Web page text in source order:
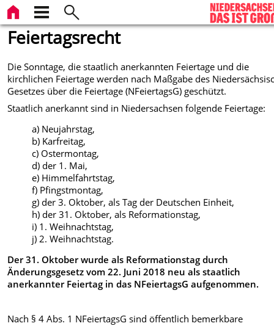
Feiertagsrecht
Die Sonntage, die staatlich anerkannten Feiertage und die
kirchlichen Feiertage werden nach Maßgabe des
Gesetzes über die Feiertage (NFeiertagsG) geschützt.
Staatlich anerkannt sind in Niedersachsen folgende Feiertage:
a) Neujahrstag,
b) Karfreitag,
c) Ostermontag,
d) der 1. Mai,
e) Himmelfahrtstag,
f) Pfingstmontag,
g) der 3. Oktober, als Tag der Deutschen Einheit,
h) der 31. Oktober, als Reformationstag,
i) 1. Weihnachtstag,
j) 2. Weihnachtstag.
Der 31. Oktober wurde als Reformationstag durch
Änderungsgesetz vom 22. Juni 2018 neu als staatlich
anerkannter Feiertag in das NFeiertagsG aufgenommen.
Nach § 4 Abs. 1 NFeiertagsG sind öffentlich bemerkbare